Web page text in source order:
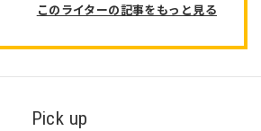
このライターの記事をもっと見る
Pick up